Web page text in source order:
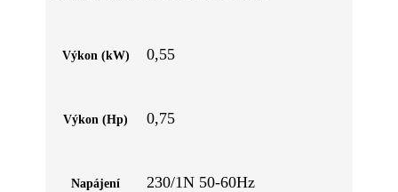
Výkon (kW) 0,55
Výkon (Hp) 0,75
Napájení 230/1N 50-60Hz